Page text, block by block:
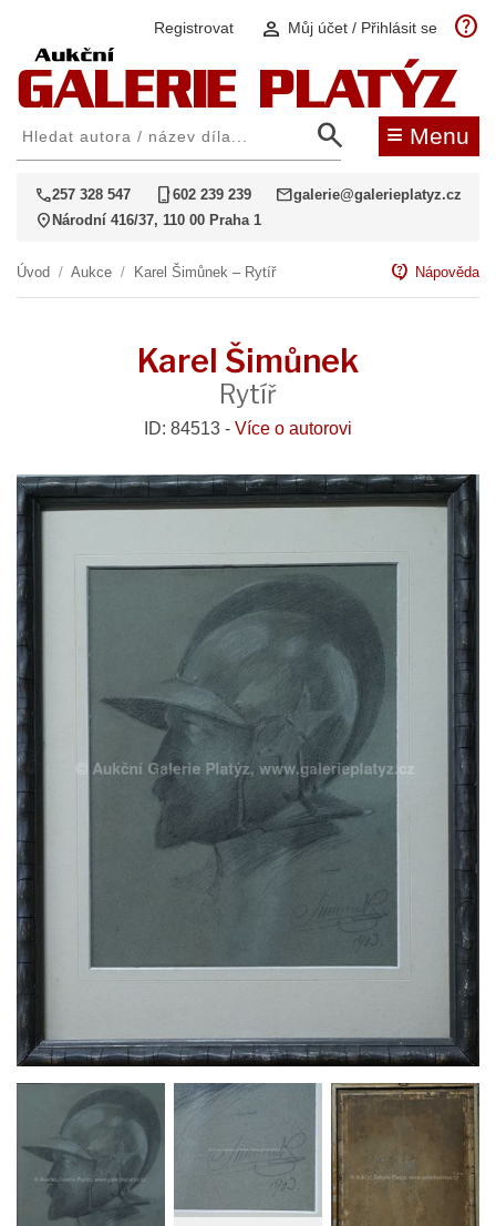
Registrovat person Můj účet / Přihlásit se help
search ≡ Menu
call257 328 547 phone_iphone602 239 239 mailgalerie@galerieplatyz.cz
location_on Národní 416/37, 110 00 Praha 1
Úvod / Aukce / Karel Šimůnek – Rytíř contact_support Nápověda
Karel Šimůnek
Rytíř
ID: 84513 - Více o autorovi